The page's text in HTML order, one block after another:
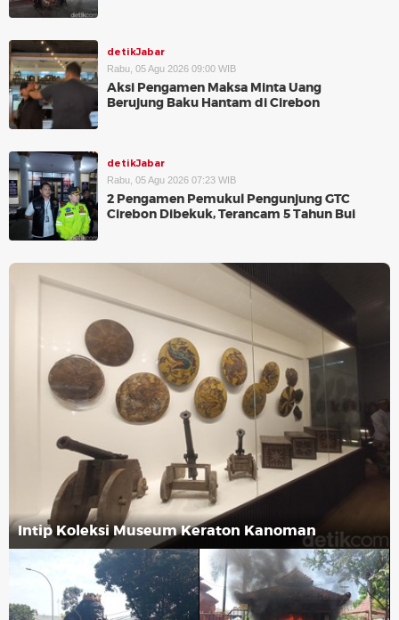
detikJabar
Rabu, 05 Agu 2026 09:00 WIB
Aksi Pengamen Maksa Minta Uang
Berujung Baku Hantam di Cirebon
detikJabar
Rabu, 05 Agu 2026 07:23 WIB
2 Pengamen Pemukul Pengunjung GTC
Cirebon Dibekuk, Terancam 5 Tahun Bui
Intip Koleksi Museum Keraton Kanoman